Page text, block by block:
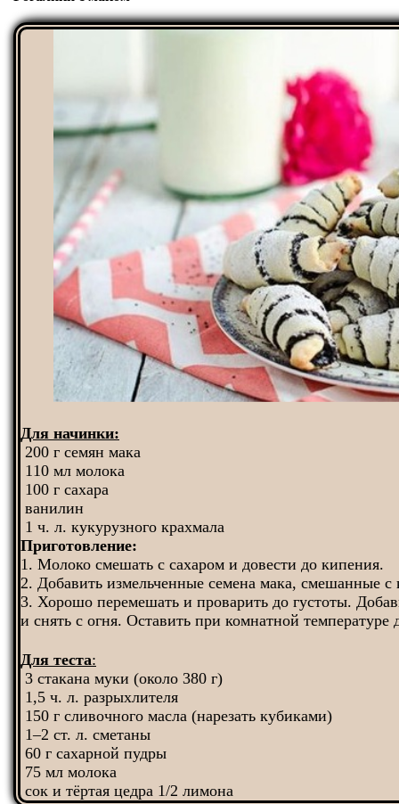
Для начинки:
200 г семян мака
110 мл молока
100 г сахара
ванилин
1 ч. л. кукурузного крахмала
Приготовление:
1. Молоко смешать с сахаром и довести до кипения.
2. Добавить измельченные семена мака, смешанные с
3. Хорошо перемешать и проварить до густоты.
и снять с огня. Оставить при комнатной температуре
Для теста:
3 стакана муки (около 380 г)
1,5 ч. л. разрыхлителя
150 г сливочного масла (нарезать кубиками)
1–2 ст. л. сметаны
60 г сахарной пудры
75 мл молока
сок и тёртая цедра 1/2 лимона